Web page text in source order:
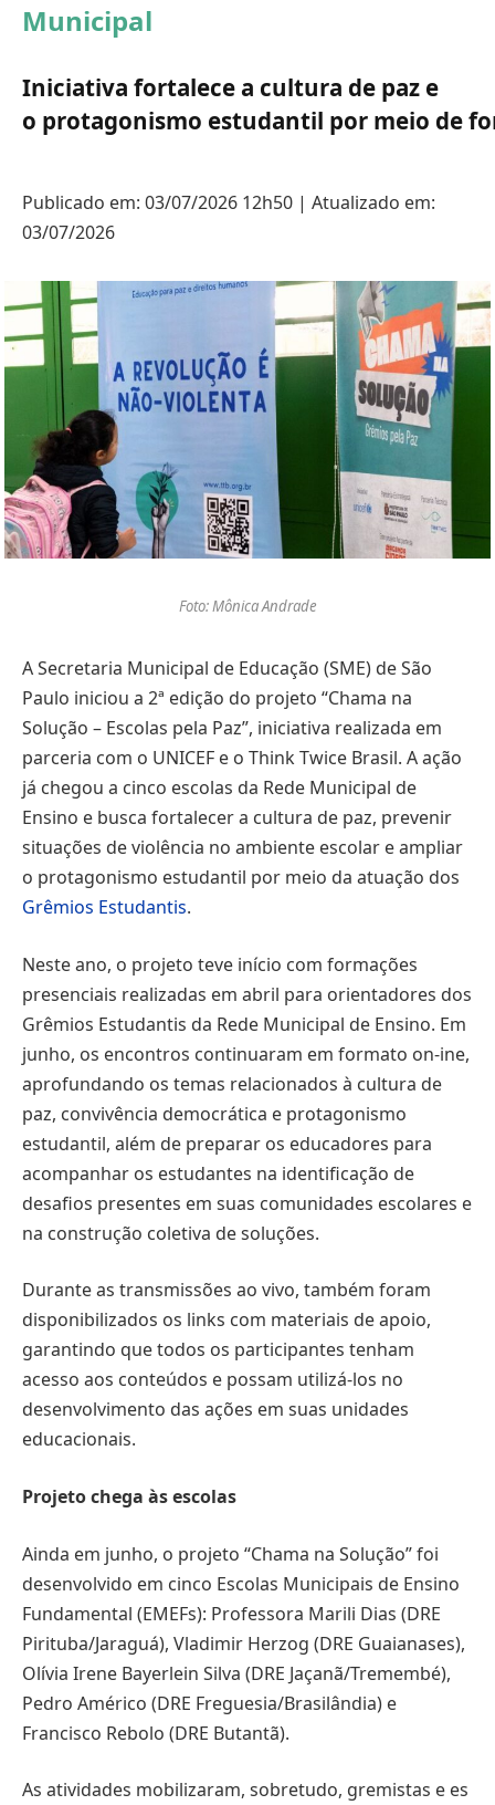
Municipal
Iniciativa fortalece a cultura de paz e
o protagonismo estudantil por meio de
Publicado em: 03/07/2026 12h50 | Atualizado em:
03/07/2026
Foto: Mônica Andrade
A Secretaria Municipal de Educação (SME) de São
Paulo iniciou a 2ª edição do projeto “Chama na
Solução – Escolas pela Paz”, iniciativa realizada em
parceria com o UNICEF e o Think Twice Brasil. A ação
já chegou a cinco escolas da Rede Municipal de
Ensino e busca fortalecer a cultura de paz, prevenir
situações de violência no ambiente escolar e ampliar
o protagonismo estudantil por meio da atuação dos
Grêmios Estudantis.
Neste ano, o projeto teve início com formações
presenciais realizadas em abril para orientadores dos
Grêmios Estudantis da Rede Municipal de Ensino. Em
junho, os encontros continuaram em formato on-ine,
aprofundando os temas relacionados à cultura de
paz, convivência democrática e protagonismo
estudantil, além de preparar os educadores para
acompanhar os estudantes na identificação de
desafios presentes em suas comunidades escolares e
na construção coletiva de soluções.
Durante as transmissões ao vivo, também foram
disponibilizados os links com materiais de apoio,
garantindo que todos os participantes tenham
acesso aos conteúdos e possam utilizá-los no
desenvolvimento das ações em suas unidades
educacionais.
Projeto chega às escolas
Ainda em junho, o projeto “Chama na Solução” foi
desenvolvido em cinco Escolas Municipais de Ensino
Fundamental (EMEFs): Professora Marili Dias (DRE
Pirituba/Jaraguá), Vladimir Herzog (DRE Guaianases),
Olívia Irene Bayerlein Silva (DRE Jaçanã/Tremembé),
Pedro Américo (DRE Freguesia/Brasilândia) e
Francisco Rebolo (DRE Butantã).
As atividades mobilizaram, sobretudo, gremistas e es